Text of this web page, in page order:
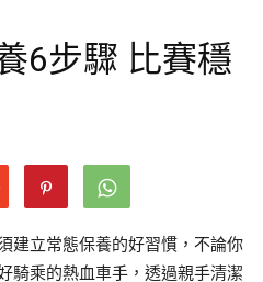
6步驟 比賽穩
建立常態保養的好習慣，不論你
騎乘的熱血車手，透過親手清潔